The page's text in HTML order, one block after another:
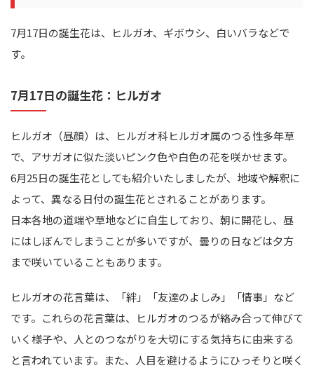
7月17日の誕生花は、ヒルガオ、ギボウシ、白いバラなどで
す。
7月17日の誕生花：ヒルガオ
ヒルガオ（昼顔）は、ヒルガオ科ヒルガオ属のつる性多年草
で、アサガオに似た淡いピンク色や白色の花を咲かせます。
6月25日の誕生花としても紹介いたしましたが、地域や解釈に
よって、異なる日付の誕生花とされることがあります。
日本各地の道端や草地などに自生しており、朝に開花し、昼
にはしぼんでしまうことが多いですが、曇りの日などは夕方
まで咲いていることもあります。
ヒルガオの花言葉は、「絆」「友達のよしみ」「情事」など
です。これらの花言葉は、ヒルガオのつるが絡み合って伸びて
いく様子や、人とのつながりを大切にする気持ちに由来する
と言われています。また、人目を避けるようにひっそりと咲く